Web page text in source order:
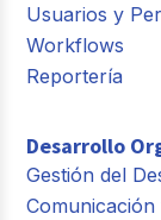
Usuarios y
Workflows
Reportería
Desarrollo
Gestión del